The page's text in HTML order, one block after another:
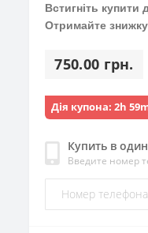
Встигніть купити
Отримайте
750.00 грн.
Дія купона:2h
Купить в
Введите номер